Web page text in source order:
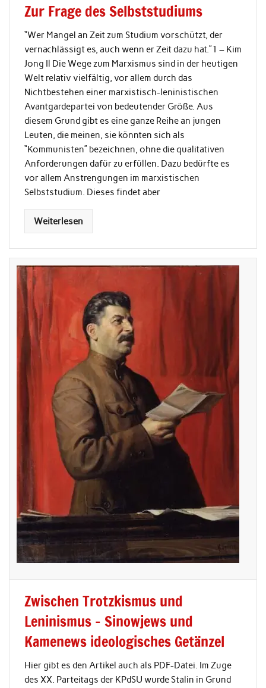
Zur Frage des Selbststudiums
“Wer Mangel an Zeit zum Studium vorschützt, der
vernachlässigt es, auch wenn er Zeit dazu hat.”1 – Kim
Jong Il Die Wege zum Marxismus sind in der heutigen
Welt relativ vielfältig, vor allem durch das
Nichtbestehen einer marxistisch-leninistischen
Avantgardepartei von bedeutender Größe. Aus
diesem Grund gibt es eine ganze Reihe an jungen
Leuten, die meinen, sie könnten sich als
“Kommunisten” bezeichnen, ohne die qualitativen
Anforderungen dafür zu erfüllen. Dazu bedürfte es
vor allem Anstrengungen im marxistischen
Selbststudium. Dieses findet aber
Weiterlesen
Zwischen Trotzkismus und
Leninismus – Sinowjews und
Kamenews ideologisches Getänzel
Hier gibt es den Artikel auch als PDF-Datei. Im Zuge
des XX. Parteitags der KPdSU wurde Stalin in Grund